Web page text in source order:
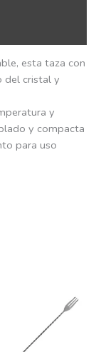
esta taza con
del cristal y
y
y compacta
para uso